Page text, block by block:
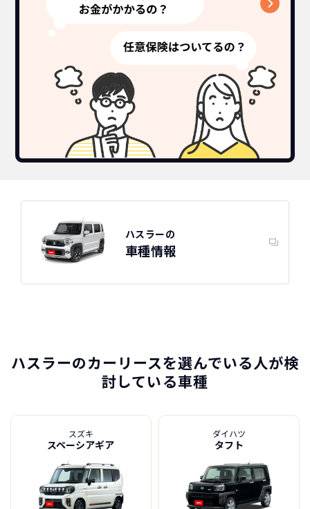
すよね？
総支払い金額を比べれば一目
瞭然！
ボーナスも
頭金・ボーナス払い・車検が不要！
月額以外は一切不要の定額料
しょ？
所有の方がリスクがいっぱい！
3年ごとに新車に乗換えるカ
ハスラーの
車種情報
スズキ
ハスラーの特徴
ハスラーのカーリースを選んでいる人が検
討している車種
スズキ
スペーシアギア
ダイハツ
タフト